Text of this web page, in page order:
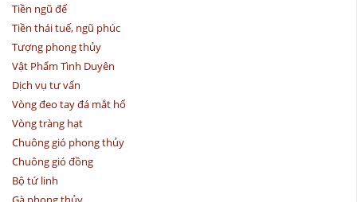
Tiền ngũ đế
Tiền thái tuế, ngũ phúc
Tượng phong thủy
Vật Phẩm Tình Duyên
Dịch vụ tư vấn
Vòng đeo tay đá mắt hổ
Vòng tràng hạt
Chuông gió phong thủy
Chuông gió đồng
Bộ tứ linh